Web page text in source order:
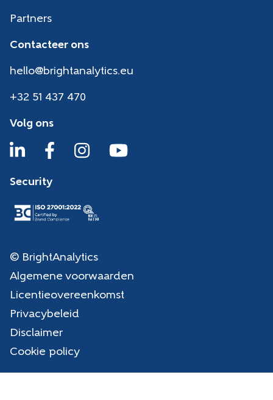
Partners
Contacteer ons
hello@brightanalytics.eu
+32 51 437 470
Volg ons
Security
© BrightAnalytics
Algemene voorwaarden
Licentieovereenkomst
Privacybeleid
Disclaimer
Cookie policy